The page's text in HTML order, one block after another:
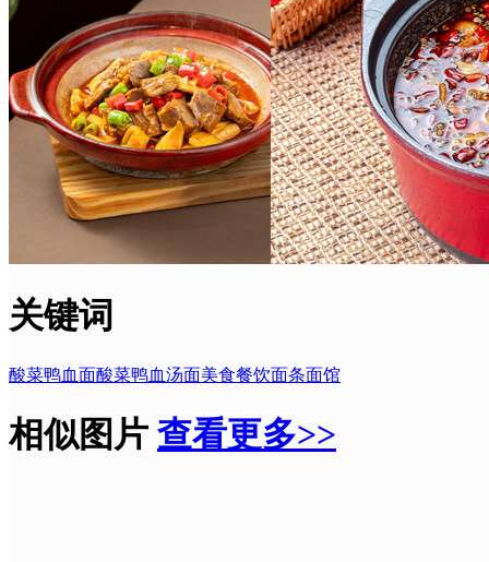
关键词
酸菜鸭血面酸菜鸭血汤面美食餐饮面条面馆
相似图片 查看更多>>